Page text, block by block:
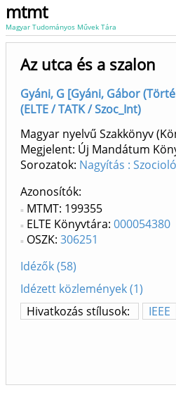
mtmt
Magyar Tudományos Művek Tára
Az utca és a szalon
Gyáni, G [Gyáni, Gábor
(ELTE / TATK / Szoc_Int)
Magyar nyelvű Szakkönyv
Megjelent: Új Mandátum
Sorozatok: Nagyítás :
Azonosítók
MTMT: 199355
ELTE Könyvtára: 000054380
OSZK: 306251
Idézők (58)
Idézett közlemények (1)
Hivatkozás stílusok:
IEEE